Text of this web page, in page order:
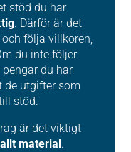
stöd du har
. Därför är det
följa villkoren,
du inte följer
du har
de utgifter som
stöd.
är det viktigt
material .